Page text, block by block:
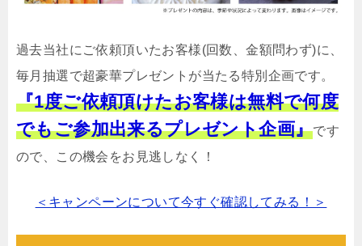
過去当社にご依頼頂いたお客様(回数、金額問わず)に、
毎月抽選で超豪華プレゼントが当たる特別企画です。
『1度ご依頼頂けたお客様は無料で何度
でもご参加出来るプレゼント企画』です
ので、この機会をお見逃しなく！
＜キャンペーンについて今すぐ確認してみる！＞